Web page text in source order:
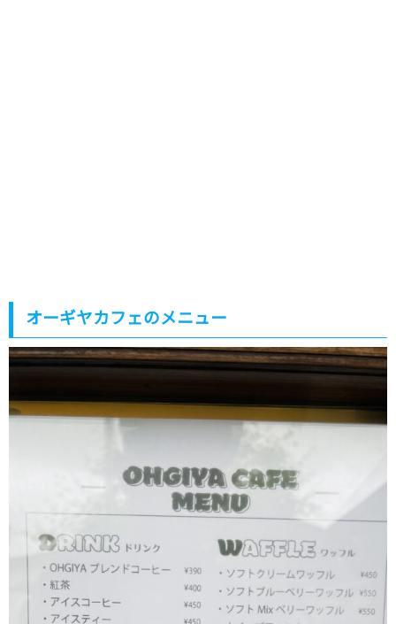
オーギヤカフェのメニュー